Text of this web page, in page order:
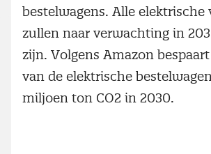
bestelwagens. Alle elektrische
zullen naar verwachting in
zijn. Volgens Amazon
van de elektrische
miljoen ton CO2 in 2030.